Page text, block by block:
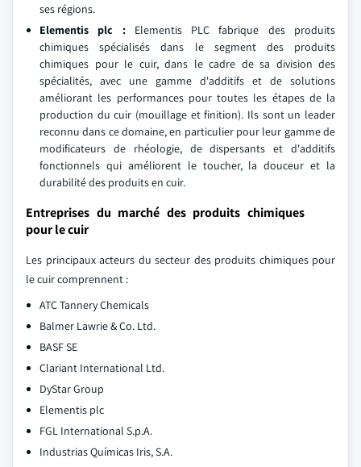
ses régions.
Elementis plc :Elementis PLC fabrique des produits
chimiques spécialisés dans le segment des produits
chimiques pour le cuir, dans le cadre de sa division des
spécialités, avec une gamme d'additifs et de solutions
améliorant les performances pour toutes les étapes de la
production du cuir (mouillage et finition). Ils sont un leader
reconnu dans ce domaine, en particulier pour leur gamme de
modificateurs de rhéologie, de dispersants et d'additifs
fonctionnels qui améliorent le toucher, la douceur et la
durabilité des produits en cuir.
Entreprises du marché des produits chimiques
pour le cuir
Les principaux acteurs du secteur des produits chimiques pour
le cuir comprennent :
ATC Tannery Chemicals
Balmer Lawrie & Co. Ltd.
BASF SE
Clariant International Ltd.
DyStar Group
Elementis plc
FGL International S.p.A.
Industrias Químicas Iris, S.A.